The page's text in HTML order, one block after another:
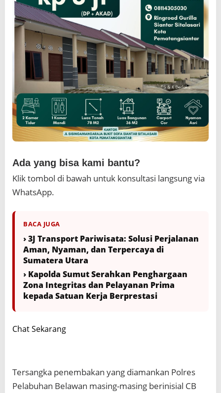
Ada yang bisa kami bantu?
Klik tombol di bawah untuk konsultasi langsung via
WhatsApp.
BACA JUGA
› 3J Transport Pariwisata: Solusi Perjalanan
Aman, Nyaman, dan Terpercaya di
Sumatera Utara
› Kapolda Sumut Serahkan Penghargaan
Zona Integritas dan Pelayanan Prima
kepada Satuan Kerja Berprestasi
Chat Sekarang
Tersangka penembakan yang diamankan Polres
Pelabuhan Belawan masing-masing berinisial CB